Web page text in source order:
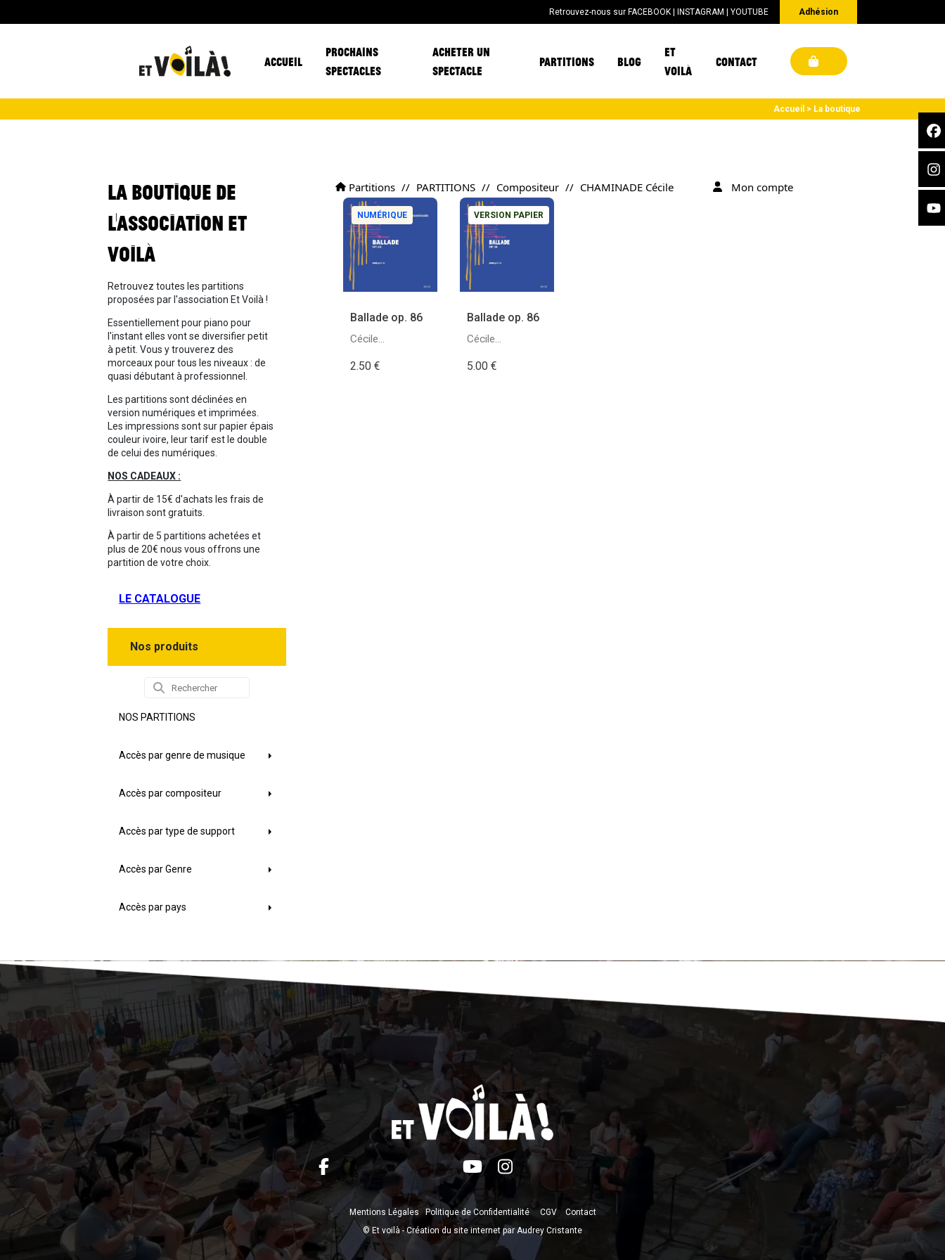
Retrouvez-nous sur FACEBOOK INSTAGRAM |YOUTUBE Adhésion
ACCUEIL
PROCHAINS
SPECTACLES
ACHETER UN
SPECTACLE
PARTITIONS BLOG
ET
VOILÀ
CONTACT
Accueil La boutique
LA BOUTIQUE DE
L'ASSOCIATION ET
VOILÀ
Retrouvez toutes les partitions
proposées par l'association Et Voilà !
Essentiellement pour piano pour
l'instant elles vont se diversifier petit
à petit. Vous y trouverez des
morceaux pour tous les niveaux : de
quasi débutant à professionnel.
Les partitions sont déclinées en
version numériques et imprimées.
Les impressions sont sur papier épais
couleur ivoire, leur tarif est le double
de celui des numériques.
NOS CADEAUX :
À partir de 15€ d'achats les frais de
livraison sont gratuits.
À partir de 5 partitions achetées et
plus de 20€ nous vous offrons une
partition de votre choix.
LE CATALOGUE
Nos produits
NOS PARTITIONS
Accès par genre de musique
Accès par compositeur
Accès par type de support
Accès par Genre
Accès par pays
Partitions // PARTITIONS // Compositeur // CHAMINADE Cécile Mon compte
NUMÉRIQUE
Ballade op. 86
Cécile
2.50 €
VERSION PAPIER
Ballade op. 86
Cécile
5.00 €
Mentions Légales Politique de Confidentialité CGV
Contact
© Et voilà -Création du site internet par Audrey Cristante